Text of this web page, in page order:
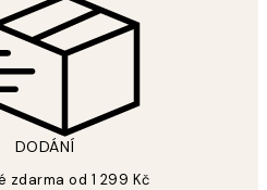
DODÁNÍ
zdarma od 1 299 Kč